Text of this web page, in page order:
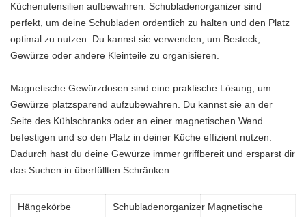
Küchenutensilien aufbewahren. Schubladenorganizer sind
perfekt, um deine Schubladen ordentlich zu halten und den Platz
optimal zu nutzen. Du kannst sie verwenden, um Besteck,
Gewürze oder andere Kleinteile zu organisieren.
Magnetische Gewürzdosen sind eine praktische Lösung, um
Gewürze platzsparend aufzubewahren. Du kannst sie an der
Seite des Kühlschranks oder an einer magnetischen Wand
befestigen und so den Platz in deiner Küche effizient nutzen.
Dadurch hast du deine Gewürze immer griffbereit und ersparst dir
das Suchen in überfüllten Schränken.
Hängekörbe Schubladenorganizer Magnetische